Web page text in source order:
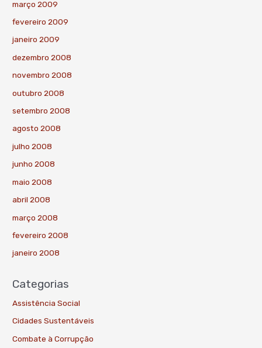
março 2009
fevereiro 2009
janeiro 2009
dezembro 2008
novembro 2008
outubro 2008
setembro 2008
agosto 2008
julho 2008
junho 2008
maio 2008
abril 2008
março 2008
fevereiro 2008
janeiro 2008
Categorias
Assistência Social
Cidades Sustentáveis
Combate à Corrupção